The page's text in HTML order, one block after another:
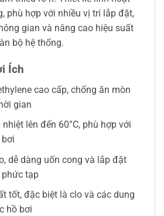
phù hợp với nhiều vị trí lắp đặt,
gian và nâng cao hiệu suất
bộ hệ thống.
Ích
cao cấp, chống ăn mòn
gian
lên đến 60°C, phù hợp với
dễ dàng uốn cong và lắp đặt
tạp
tốt, đặc biệt là clo và các dung
hồ bơi